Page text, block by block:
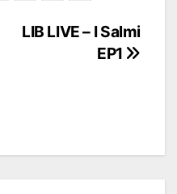
LIB LIVE – I Salmi
EP1